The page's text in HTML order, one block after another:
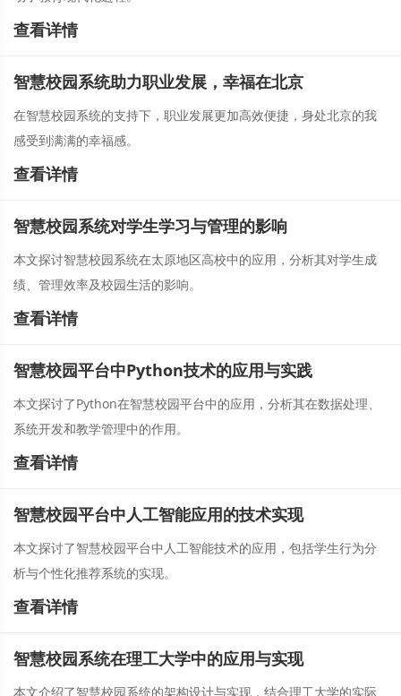
查看详情
智慧校园系统助力职业发展，幸福在北京
在智慧校园系统的支持下，职业发展更加高效便捷，身处北京的我
感受到满满的幸福感。
查看详情
智慧校园系统对学生学习与管理的影响
本文探讨智慧校园系统在太原地区高校中的应用，分析其对学生成
绩、管理效率及校园生活的影响。
查看详情
智慧校园平台中Python技术的应用与实践
本文探讨了Python在智慧校园平台中的应用，分析其在数据处理、
系统开发和教学管理中的作用。
查看详情
智慧校园平台中人工智能应用的技术实现
本文探讨了智慧校园平台中人工智能技术的应用，包括学生行为分
析与个性化推荐系统的实现。
查看详情
智慧校园系统在理工大学中的应用与实现
本文介绍了智慧校园系统的架构设计与实现，结合理工大学的实际